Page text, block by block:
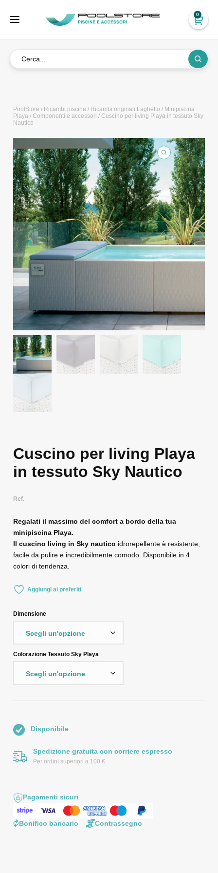
0
PoolStore / Ricambi piscina/ Ricambi originali Laghetto / Minipiscina
Playa/ Componenti e accessori / Cuscino per living Playa in tessuto Sky
Nautico
Cuscino per living Playa
in tessuto Sky Nautico
Ref.
Regalati il massimo del comfort a bordo della tua
minipiscina Playa.
Il cuscino living in Sky nautico idrorepellente è resistente,
facile da pulire e incredibilmente comodo. Disponibile in 4
colori di tendenza.
Aggiungi ai preferiti
Dimensione
Colorazione Tessuto Sky Playa
Disponibile
Spedizione gratuita con corriere espresso
Per ordini superiori a 100 €
Pagamenti sicuri
Bonifico bancario Contrassegno